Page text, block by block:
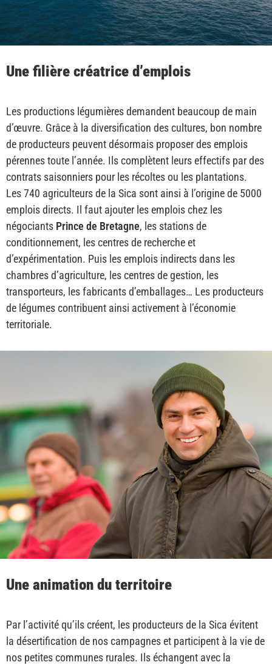
Une filière créatrice d’emplois
Les productions légumières demandent beaucoup de main
d’œuvre. Grâce à la diversification des cultures, bon nombre
de producteurs peuvent désormais proposer des emplois
pérennes toute l’année. Ils complètent leurs effectifs par des
contrats saisonniers pour les récoltes ou les plantations.
Les 740 agriculteurs de la Sica sont ainsi à l’origine de 5000
emplois directs. Il faut ajouter les emplois chez les
négociants Prince de Bretagne, les stations de
conditionnement, les centres de recherche et
d’expérimentation. Puis les emplois indirects dans les
chambres d’agriculture, les centres de gestion, les
transporteurs, les fabricants d’emballages… Les producteurs
de légumes contribuent ainsi activement à l’économie
territoriale.
Une animation du territoire
Par l’activité qu’ils créent, les producteurs de la Sica évitent
la désertification de nos campagnes et participent à la vie de
nos petites communes rurales. Ils échangent avec la